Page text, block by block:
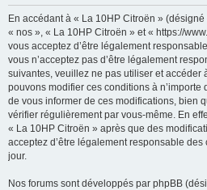
En accédant à « La 10HP Citroën »
« nos », « La 10HP Citroën » et « https://
vous acceptez d’être légalement
vous n’acceptez pas d’être légalement
suivantes, veuillez ne pas utiliser et accéder
pouvons modifier ces conditions à
de vous informer de ces modifications, bien
vérifier régulièrement par vous-même. En
« La 10HP Citroën » après que des
acceptez d’être légalement responsable
jour.
Nos forums sont développés par phpBB